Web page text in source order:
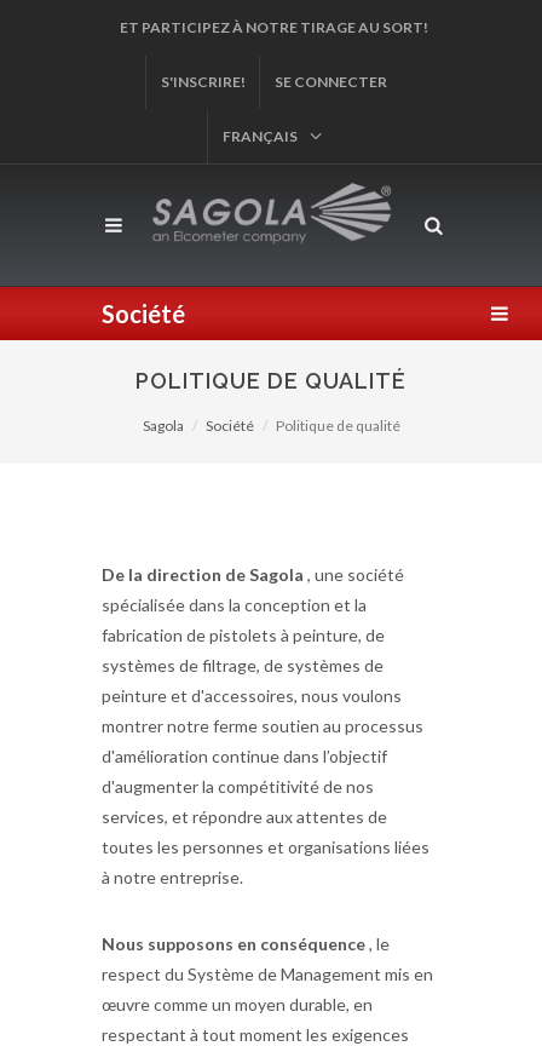
ET PARTICIPEZ À NOTRE TIRAGE AU SORT!
S'INSCRIRE! SE CONNECTER
FRANÇAIS
Société
POLITIQUE DE QUALITÉ
Sagola Société Politique de qualité
De la direction de Sagola , une société
spécialisée dans la conception et la
fabrication de pistolets à peinture, de
systèmes de filtrage, de systèmes de
peinture et d'accessoires, nous voulons
montrer notre ferme soutien au processus
d'amélioration continue dans l’objectif
d'augmenter la compétitivité de nos
services, et répondre aux attentes de
toutes les personnes et organisations liées
à notre entreprise.
Nous supposons en conséquence, le
respect du Système de Management mis en
œuvre comme un moyen durable, en
respectant à tout moment les exigences